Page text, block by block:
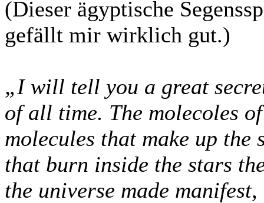
(Dieser ägyptische
gefällt mir wirklich gut.)
„I will tell you a great
of all time. The molecoles
molecules that make up
that burn inside the stars
the universe made